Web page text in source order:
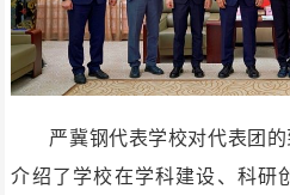
严冀钢代表学校对代表团
介绍了学校在学科建设、科研